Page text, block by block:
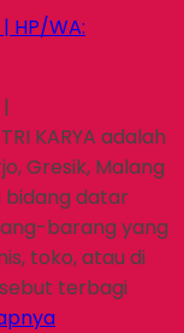
| HP/WA:
KARYA adalah
Gresik, Malang
bidang datar
barang yang
toko, atau di
terbagi